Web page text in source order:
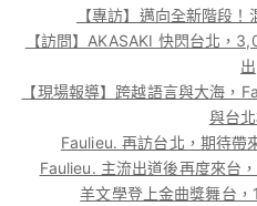
【專訪】邁向全新階段
【訪問】AKASAKI 快閃台北，
出
【現場報導】跨越語言與大海，
與台
Faulieu. 再訪台北，期待帶
Faulieu. 主流出道後再度來台
羊文學登上金曲獎舞台